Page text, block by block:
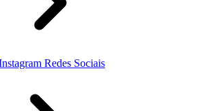
Redes Sociais